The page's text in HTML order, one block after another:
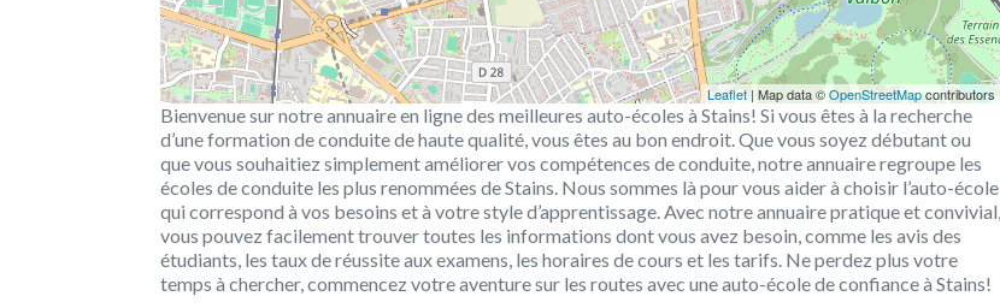
Leaflet | Map data ©OpenStreetMapcontributors
Bienvenue sur notre annuaire en ligne des meilleures auto-écoles à Stains! Si vous êtes à la recherche
d’une formation de conduite de haute qualité, vous êtes au bon endroit. Que vous soyez débutant ou
que vous souhaitiez simplement améliorer vos compétences de conduite, notre annuaire regroupe les
écoles de conduite les plus renommées de Stains. Nous sommes là pour vous aider à choisir l’auto-école
qui correspond à vos besoins et à votre style d’apprentissage. Avec notre annuaire pratique et convivial,
vous pouvez facilement trouver toutes les informations dont vous avez besoin, comme les avis des
étudiants, les taux de réussite aux examens, les horaires de cours et les tarifs. Ne perdez plus votre
temps à chercher, commencez votre aventure sur les routes avec une auto-école de confiance à Stains!